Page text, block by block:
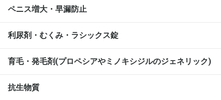
ペニス増大・早漏防止
利尿剤・むくみ・ラシックス錠
育毛・発毛剤(プロペシアやミノキシジルのジェネリック)
抗生物質